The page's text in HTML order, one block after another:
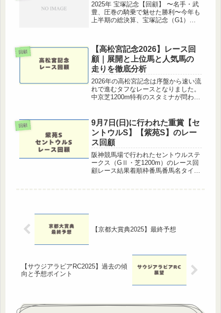
2025年 宝塚記念【回顧】 〜名手・武
豊、圧巻の騎乗で魅せた勝利〜今年も
上半期の総決算、宝塚記念（G1）が
よりもこの勝利を演出したのは、名手
――武豊騎手でした。レースを見...
回顧
【高松宮記念2026】レース回
顧｜展開と上位馬と人気馬の
走りを徹底分析
2026年の高松宮記念は序盤から速い流
れで進むタフなレースとなりました。
中京芝1200m特有のスタミナが問われ
ました。この記事では 高松宮記念
2026のレース回顧、展開分析...
回顧
9月7日(日)に行われた重賞【セ
ントウルS】【紫苑S】のレー
ス回顧
阪神競馬場で行われたセントウルステ
ークス（GⅡ・芝1200m）のレース回
顧レース結果着順枠番馬番馬名タイム
【京都大賞典2025】最終予想
【サウジアラビアRC2025】過去の傾
向と予想ポイント